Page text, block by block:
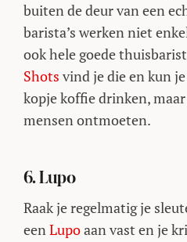
buiten de deur van een
barista’s werken niet
ook hele goede
Shots vind je die en kun
kopje koffie drinken,
mensen ontmoeten.
6. Lupo
Raak je regelmatig je
eenLupoaan vast en je